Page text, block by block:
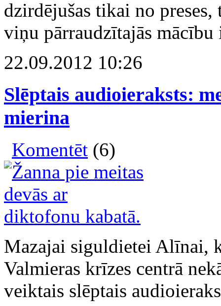
dzirdējušas tikai no preses,
viņu pārraudzītajās mācību
22.09.2012 10:26
Slēptais audioieraksts:
mierina
Komentēt (6)
Mazajai siguldietei Alīnai,
Valmieras krīzes centrā
veiktais slēptais